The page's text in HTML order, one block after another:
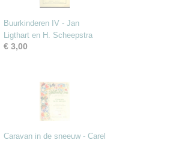
Buurkinderen IV - Jan
Ligthart en H. Scheepstra
€ 3,00
Caravan in de sneeuw - Carel